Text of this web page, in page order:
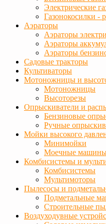
Электрические
Газонокосилки -
Аэраторы
Аэраторы
Аэраторы
Аэраторы
Садовые тракторы
Культиваторы
Мотоножницы и
Мотоножницы
Высоторезы
Опрыскиватели и
Бензиновые
Ручные
Мойки высокого
Минимойки
Моечные
Комбисистемы и
Комбисистемы
Мультимоторы
Пылесосы и
Подметальные
Строительные
Воздуходувные